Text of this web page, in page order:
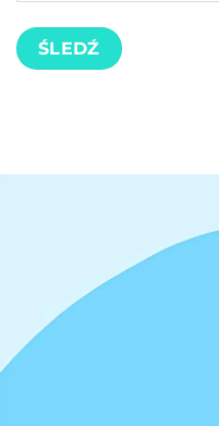
ŚLEDŹ